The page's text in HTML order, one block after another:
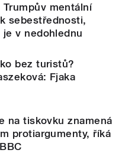
mentální
sebestřednosti,
v nedohlednu
bez turistů?
Fjaka
na tiskovku znamená
protiargumenty, říká